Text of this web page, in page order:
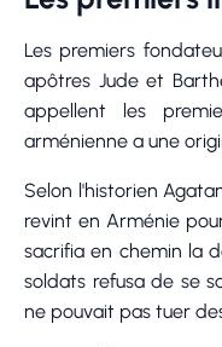
Les premiers
apôtres Jude et
appellent les
arménienne a une
Selon l'historien
revint en Arménie
sacrifia en chemin la
soldats refusa de se
ne pouvait pas tuer